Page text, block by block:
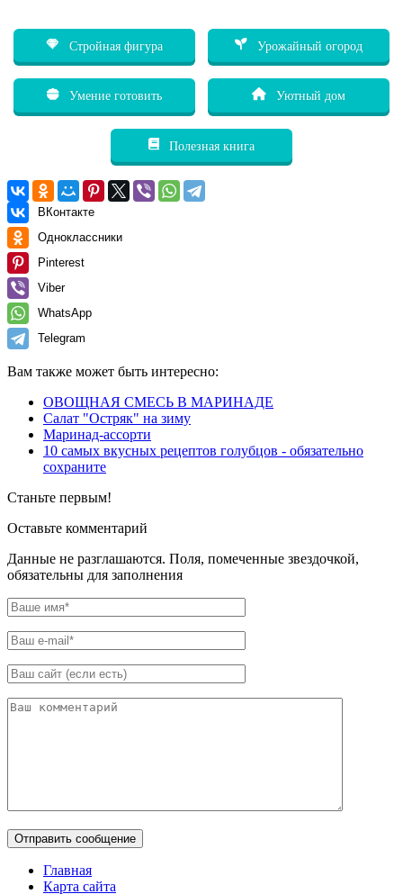
Стройная фигура Урожайный огород
Умение готовить Уютный дом
Полезная книга
ВКонтакте
Одноклассники
Pinterest
Viber
WhatsApp
Telegram
Вам также может быть интересно:
ОВОЩНАЯ СМЕСЬ В МАРИНАДЕ
Салат "Остряк" на зиму
Маринад-ассорти
10 самых вкусных рецептов голубцов - обязательно
сохраните
Станьте первым!
Оставьте комментарий
Данные не разглашаются. Поля, помеченные звездочкой,
обязательны для заполнения
Главная
Карта сайта